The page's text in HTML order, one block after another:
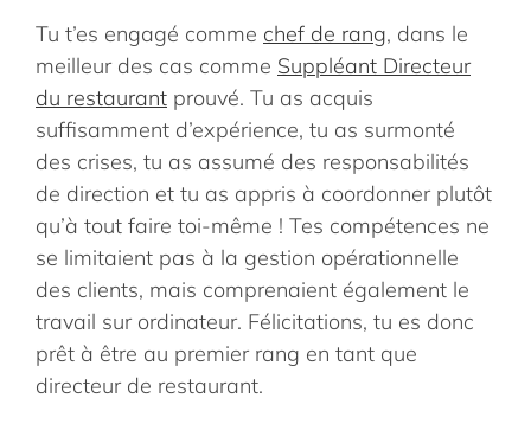
Tu t’es engagé comme chef de rang, dans le
meilleur des cas comme Suppléant Directeur
du restaurant prouvé. Tu as acquis
suffisamment d’expérience, tu as surmonté
des crises, tu as assumé des responsabilités
de direction et tu as appris à coordonner plutôt
qu’à tout faire toi-même ! Tes compétences ne
se limitaient pas à la gestion opérationnelle
des clients, mais comprenaient également le
travail sur ordinateur. Félicitations, tu es donc
prêt à être au premier rang en tant que
directeur de restaurant.